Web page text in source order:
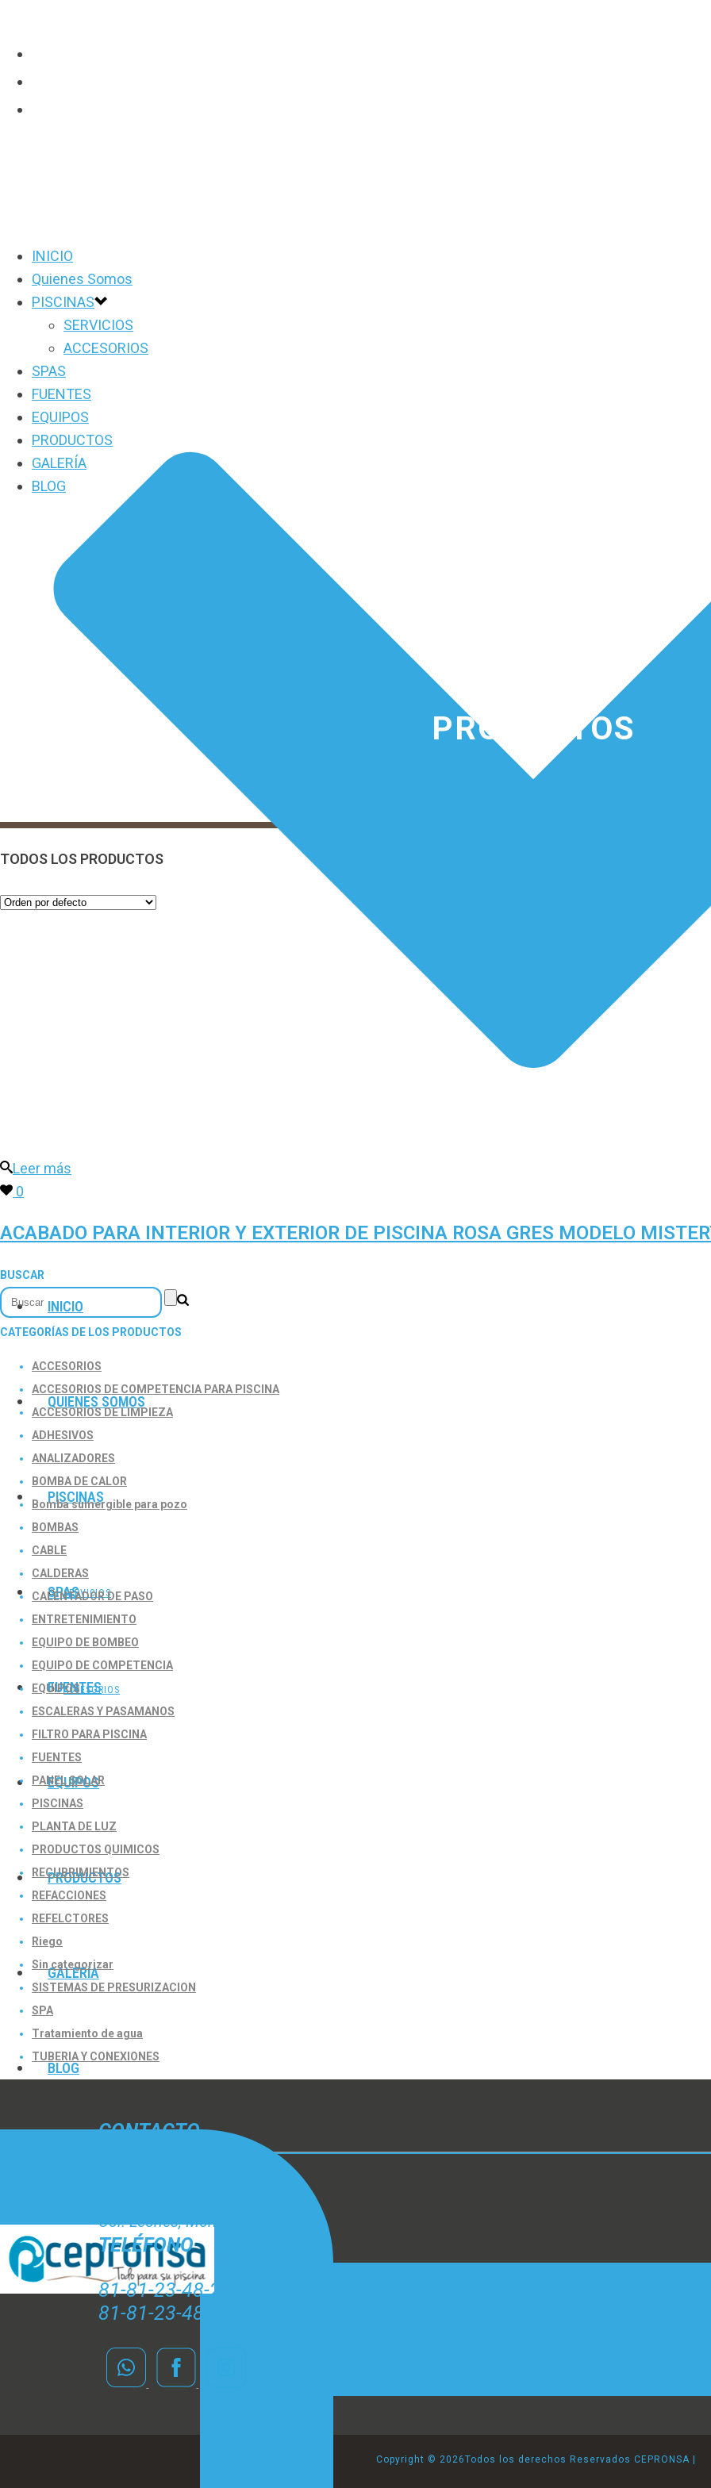
INICIO
QUIENES SOMOS
PISCINAS
SERVICIOS
ACCESORIOS
SPAS
FUENTES
EQUIPOS
PRODUCTOS
GALERÍA
BLOG
INICIO
Quienes Somos
PISCINAS
SERVICIOS
ACCESORIOS
SPAS
FUENTES
EQUIPOS
PRODUCTOS
GALERÍA
BLOG
PRODUCTOS
TODOS LOS PRODUCTOS
Leer más
0
ACABADO PARA INTERIOR Y EXTERIOR DE PISCINA ROSA GRES MODELO
BUSCAR
CATEGORÍAS DE LOS PRODUCTOS
ACCESORIOS
ACCESORIOS DE COMPETENCIA PARA PISCINA
ACCESORIOS DE LIMPIEZA
ADHESIVOS
ANALIZADORES
BOMBA DE CALOR
Bomba sumergible para pozo
BOMBAS
CABLE
CALDERAS
CALENTADOR DE PASO
ENTRETENIMIENTO
EQUIPO DE BOMBEO
EQUIPO DE COMPETENCIA
EQUIPOS
ESCALERAS Y PASAMANOS
FILTRO PARA PISCINA
FUENTES
PANEL SOLAR
PISCINAS
PLANTA DE LUZ
PRODUCTOS QUIMICOS
RECUBRIMIENTOS
REFACCIONES
REFELCTORES
Riego
Sin categorizar
SISTEMAS DE PRESURIZACION
SPA
Tratamiento de agua
TUBERIA Y CONEXIONES
CONTACTO
Col. Leones, Monterrey N.L.
TELÉFONO
81-81-23-48-20
81-81-23-48-61 y 62
Copyright © 2026Todos los derechos Reservados CEPRONSA |